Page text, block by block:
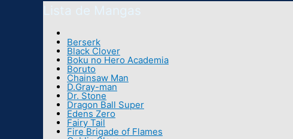
Lista de Mangas
Berserk
Black Clover
Boku no Hero Academia
Boruto
Chainsaw Man
D.Gray-man
Dr. Stone
Dragon Ball Super
Edens Zero
Fairy Tail
Fire Brigade of Flames